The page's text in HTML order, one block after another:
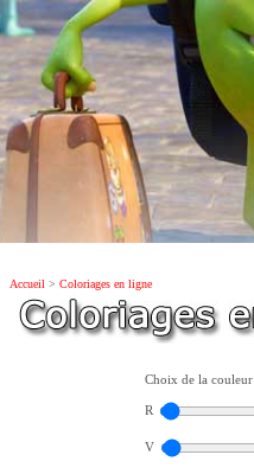
Accueil > Coloriages en ligne
Choix de la couleur
R
V